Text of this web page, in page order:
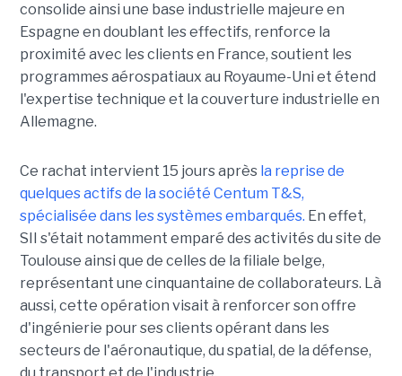
consolide ainsi une base industrielle majeure en
Espagne en doublant les effectifs, renforce la
proximité avec les clients en France, soutient les
programmes aérospatiaux au Royaume-Uni et étend
l'expertise technique et la couverture industrielle en
Allemagne.
Ce rachat intervient 15 jours après la reprise de
quelques actifs de la société Centum T&S,
spécialisée dans les systèmes embarqués. En effet,
SII s'était notamment emparé des activités du site de
Toulouse ainsi que de celles de la filiale belge,
représentant une cinquantaine de collaborateurs. Là
aussi, cette opération visait à renforcer son offre
d'ingénierie pour ses clients opérant dans les
secteurs de l'aéronautique, du spatial, de la défense,